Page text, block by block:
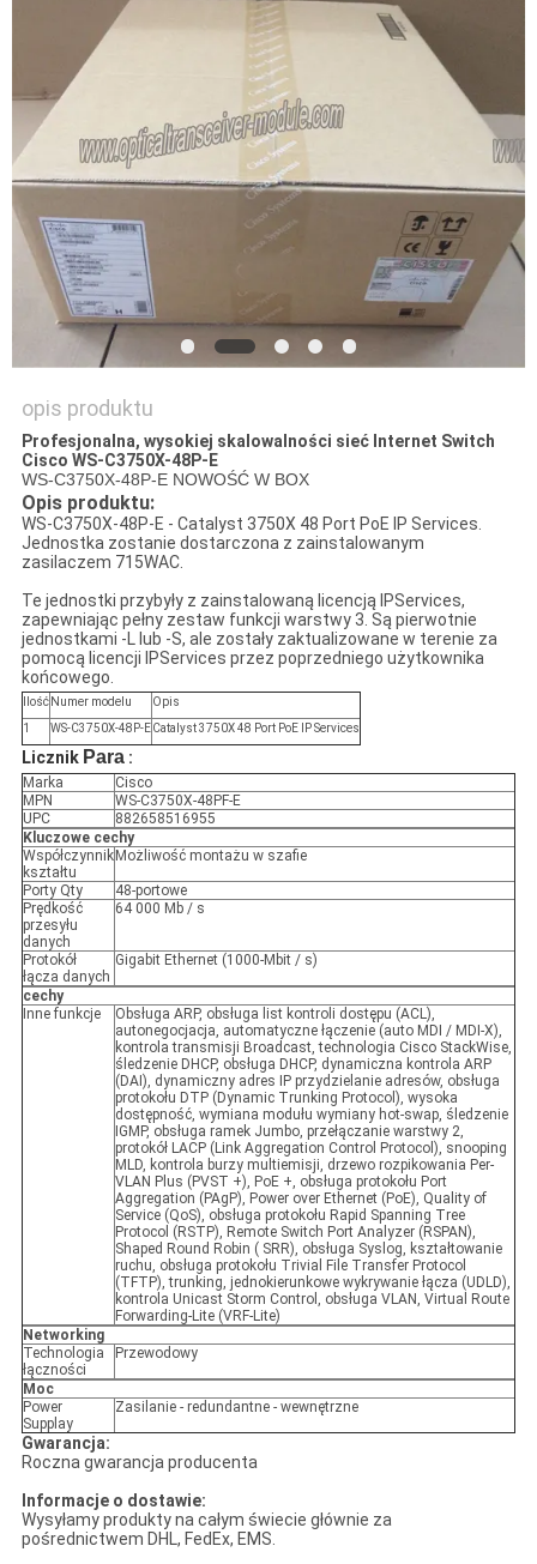
SITEMAP
POLITYKA
PRYWATNOŚCI
opis produktu
Profesjonalna, wysokiej skalowalności sieć Internet Switch
Cisco WS-C3750X-48P-E
WS-C3750X-48P-E NOWOŚĆ W BOX
Opis produktu:
WS-C3750X-48P-E - Catalyst 3750X 48 Port PoE IP Services.
Jednostka zostanie dostarczona z zainstalowanym
zasilaczem 715WAC.
Te jednostki przybyły z zainstalowaną licencją IPServices,
zapewniając pełny zestaw funkcji warstwy 3. Są pierwotnie
jednostkami -L lub -S, ale zostały zaktualizowane w terenie za
pomocą licencji IPServices przez poprzedniego użytkownika
końcowego.
Ilość Numer modelu
Opis
1
WS-C3750X-48P-ECatalyst 3750X 48 Port PoE IP Services
Licznik Para :
Marka
Cisco
MPN
WS-C3750X-48PF-E
UPC
882658516955
Kluczowe cechy
Współczynnik
kształtu
Możliwość montażu w szafie
Porty Qty
48-portowe
Prędkość
przesyłu
danych
64 000 Mb / s
Protokół
łącza danych
Gigabit Ethernet (1000-Mbit / s)
cechy
Inne funkcje
Obsługa ARP, obsługa list kontroli dostępu (ACL),
autonegocjacja, automatyczne łączenie (auto MDI / MDI-X),
kontrola transmisji Broadcast, technologia Cisco StackWise,
śledzenie DHCP, obsługa DHCP, dynamiczna kontrola ARP
(DAI), dynamiczny adres IP przydzielanie adresów, obsługa
protokołu DTP (Dynamic Trunking Protocol), wysoka
dostępność, wymiana modułu wymiany hot-swap, śledzenie
IGMP, obsługa ramek Jumbo, przełączanie warstwy 2,
protokół LACP (Link Aggregation Control Protocol), snooping
MLD, kontrola burzy multiemisji, drzewo rozpikowania Per-
VLAN Plus (PVST +), PoE +, obsługa protokołu Port
Aggregation (PAgP), Power over Ethernet (PoE), Quality of
Service (QoS), obsługa protokołu Rapid Spanning Tree
Protocol (RSTP), Remote Switch Port Analyzer (RSPAN),
Shaped Round Robin ( SRR), obsługa Syslog, kształtowanie
ruchu, obsługa protokołu Trivial File Transfer Protocol
(TFTP), trunking, jednokierunkowe wykrywanie łącza (UDLD),
kontrola Unicast Storm Control, obsługa VLAN, Virtual Route
Forwarding-Lite (VRF-Lite)
Networking
Technologia
łączności
Przewodowy
Moc
Power
Supplay
Zasilanie - redundantne - wewnętrzne
Gwarancja:
Roczna gwarancja producenta
Informacje o dostawie:
Wysyłamy produkty na całym świecie głównie za
pośrednictwem DHL, FedEx, EMS.